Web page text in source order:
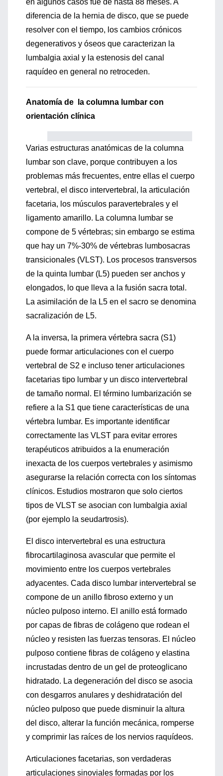
en algunos casos fue de hasta 88 meses. A
diferencia de la hernia de disco, que se puede
resolver con el tiempo, los cambios crónicos
degenerativos y óseos que caracterizan la
lumbalgia axial y la estenosis del canal
raquídeo en general no retroceden.
Anatomía de la columna lumbar con
orientación clínica
Varias estructuras anatómicas de la columna
lumbar son clave, porque contribuyen a los
problemas más frecuentes, entre ellas el cuerpo
vertebral, el disco intervertebral, la articulación
facetaria, los músculos paravertebrales y el
ligamento amarillo. La columna lumbar se
compone de 5 vértebras; sin embargo se estima
que hay un 7%-30% de vértebras lumbosacras
transicionales (VLST). Los procesos transversos
de la quinta lumbar (L5) pueden ser anchos y
elongados, lo que lleva a la fusión sacra total.
La asimilación de la L5 en el sacro se denomina
sacralización de L5.
A la inversa, la primera vértebra sacra (S1)
puede formar articulaciones con el cuerpo
vertebral de S2 e incluso tener articulaciones
facetarias tipo lumbar y un disco intervertebral
de tamaño normal. El término lumbarización se
refiere a la S1 que tiene características de una
vértebra lumbar. Es importante identificar
correctamente las VLST para evitar errores
terapéuticos atribuidos a la enumeración
inexacta de los cuerpos vertebrales y asimismo
asegurarse la relación correcta con los síntomas
clínicos. Estudios mostraron que solo ciertos
tipos de VLST se asocian con lumbalgia axial
(por ejemplo la seudartrosis).
El disco intervertebral es una estructura
fibrocartilaginosa avascular que permite el
movimiento entre los cuerpos vertebrales
adyacentes. Cada disco lumbar intervertebral se
compone de un anillo fibroso externo y un
núcleo pulposo interno. El anillo está formado
por capas de fibras de colágeno que rodean el
núcleo y resisten las fuerzas tensoras. El núcleo
pulposo contiene fibras de colágeno y elastina
incrustadas dentro de un gel de proteoglicano
hidratado. La degeneración del disco se asocia
con desgarros anulares y deshidratación del
núcleo pulposo que puede disminuir la altura
del disco, alterar la función mecánica, romperse
y comprimir las raíces de los nervios raquídeos.
Articulaciones facetarias, son verdaderas
articulaciones sinoviales formadas por los